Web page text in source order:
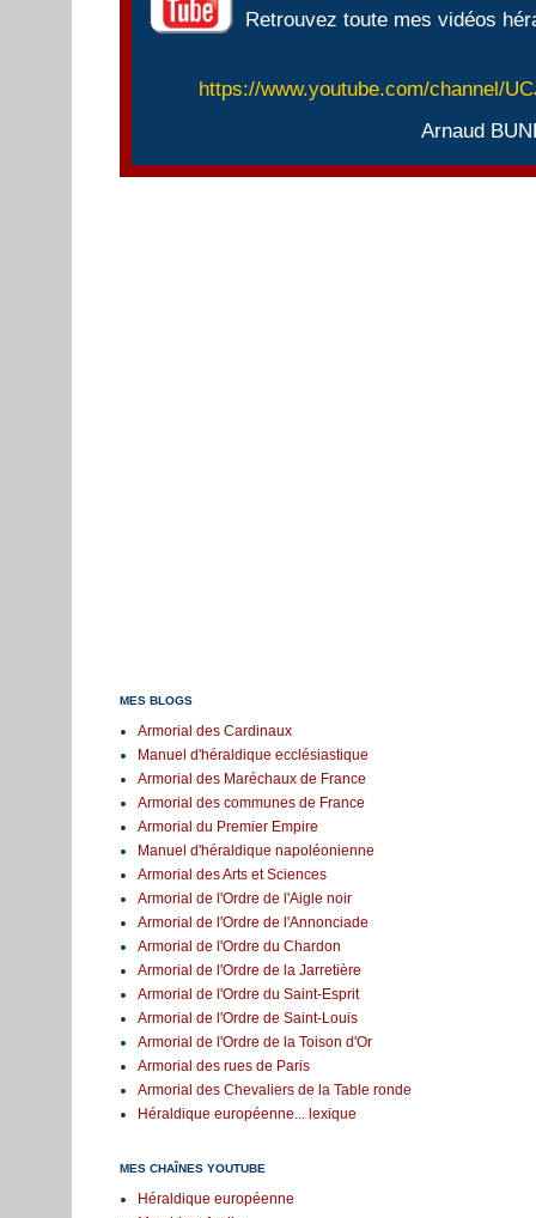
Retrouvez toute mes vidéos
https://www.youtube.com/channel/
Arnaud
MES BLOGS
Armorial des Cardinaux
Manuel d'héraldique ecclésiastique
Armorial des Maréchaux de France
Armorial des communes de France
Armorial du Premier Empire
Manuel d'héraldique napoléonienne
Armorial des Arts et Sciences
Armorial de l'Ordre de l'Aigle noir
Armorial de l'Ordre de l'Annonciade
Armorial de l'Ordre du Chardon
Armorial de l'Ordre de la Jarretière
Armorial de l'Ordre du Saint-Esprit
Armorial de l'Ordre de Saint-Louis
Armorial de l'Ordre de la Toison d'Or
Armorial des rues de Paris
Armorial des Chevaliers de la Table ronde
Héraldique européenne... lexique
MES CHAÎNES YOUTUBE
Héraldique européenne